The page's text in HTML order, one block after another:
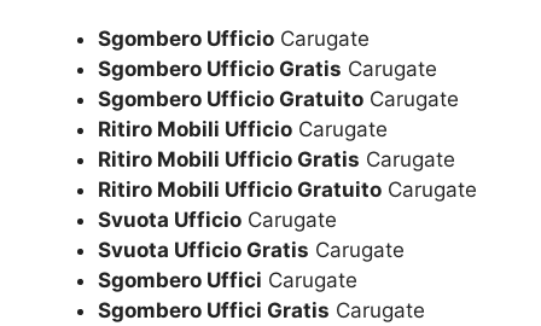
Sgombero Ufficio Carugate
Sgombero Ufficio Gratis Carugate
Sgombero Ufficio Gratuito Carugate
Ritiro Mobili Ufficio Carugate
Ritiro Mobili Ufficio Gratis Carugate
Ritiro Mobili Ufficio Gratuito Carugate
Svuota Ufficio Carugate
Svuota Ufficio Gratis Carugate
Sgombero Uffici Carugate
Sgombero Uffici Gratis Carugate